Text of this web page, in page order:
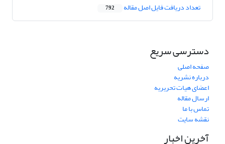
تعداد دریافت فایل اصل مقاله 792
دسترسی سریع
صفحه اصلی
درباره نشریه
اعضای هیات تحریریه
ارسال مقاله
تماس با ما
نقشه سایت
آخرین اخبار